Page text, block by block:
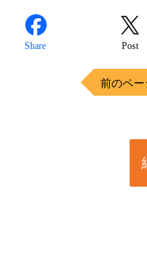
Share Post
前のペ